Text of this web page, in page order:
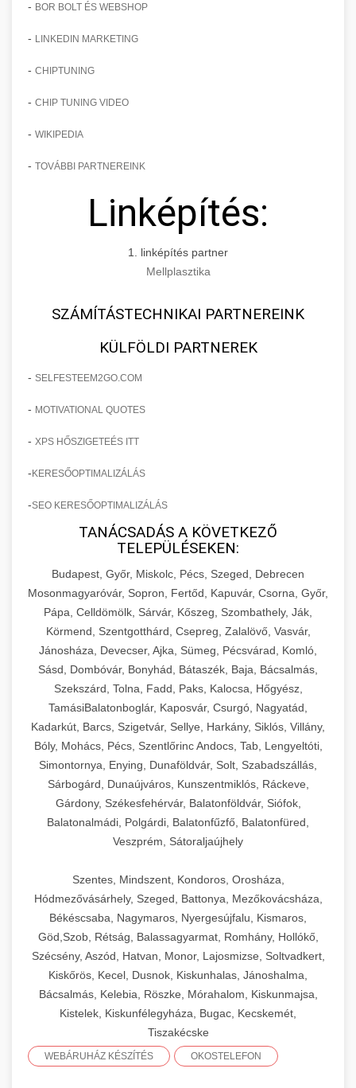
- BOR BOLT ÉS WEBSHOP
- LINKEDIN MARKETING
- CHIPTUNING
- CHIP TUNING VIDEO
- WIKIPEDIA
- TOVÁBBI PARTNEREINK
Linképítés:
1. linképítés partner
Mellplasztika
SZÁMÍTÁSTECHNIKAI PARTNEREINK
KÜLFÖLDI PARTNEREK
- SELFESTEEM2GO.COM
- MOTIVATIONAL QUOTES
- XPS HŐSZIGETEÉS ITT
- KERESŐOPTIMALIZÁLÁS
-SEO KERESŐOPTIMALIZÁLÁS
TANÁCSADÁS A KÖVETKEZŐ
TELEPÜLÉSEKEN:
Budapest, Győr, Miskolc, Pécs, Szeged, Debrecen
Mosonmagyaróvár, Sopron, Fertőd, Kapuvár, Csorna, Győr,
Pápa, Celldömölk, Sárvár, Kőszeg, Szombathely, Ják,
Körmend, Szentgotthárd, Csepreg, Zalalövő, Vasvár,
Jánosháza, Devecser, Ajka, Sümeg, Pécsvárad, Komló,
Sásd, Dombóvár, Bonyhád, Bátaszék, Baja, Bácsalmás,
Szekszárd, Tolna, Fadd, Paks, Kalocsa, Hőgyész,
TamásiBalatonboglár, Kaposvár, Csurgó, Nagyatád,
Kadarkút, Barcs, Szigetvár, Sellye, Harkány, Siklós, Villány,
Bóly, Mohács, Pécs, Szentlőrinc Andocs, Tab, Lengyeltóti,
Simontornya, Enying, Dunaföldvár, Solt, Szabadszállás,
Sárbogárd, Dunaújváros, Kunszentmiklós, Ráckeve,
Gárdony, Székesfehérvár, Balatonföldvár, Siófok,
Balatonalmádi, Polgárdi, Balatonfűzfő, Balatonfüred,
Veszprém, Sátoraljaújhely
Szentes, Mindszent, Kondoros, Orosháza,
Hódmezővásárhely, Szeged, Battonya, Mezőkovácsháza,
Békéscsaba, Nagymaros, Nyergesújfalu, Kismaros,
Göd,Szob, Rétság, Balassagyarmat, Romhány, Hollókő,
Szécsény, Aszód, Hatvan, Monor, Lajosmizse, Soltvadkert,
Kiskőrös, Kecel, Dusnok, Kiskunhalas, Jánoshalma,
Bácsalmás, Kelebia, Röszke, Mórahalom, Kiskunmajsa,
Kistelek, Kiskunfélegyháza, Bugac, Kecskemét,
Tiszakécske
WEBÁRUHÁZ KÉSZÍTÉS OKOSTELEFON